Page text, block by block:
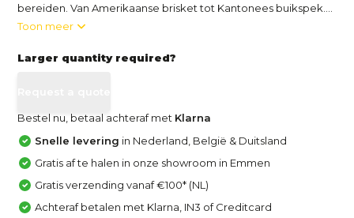
bereiden. Van Amerikaanse brisket tot Kantonees buikspek....
Toon meer
Larger quantity required?
Bestel nu, betaal achteraf met Klarna
Snelle levering in Nederland, België & Duitsland
Gratis af te halen in onze showroom in Emmen
Gratis verzending vanaf €100* (NL)
Achteraf betalen met Klarna, IN3 of Creditcard